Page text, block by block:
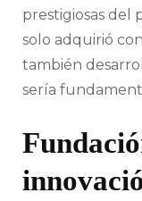
prestigiosas del
solo adquirió
también
sería